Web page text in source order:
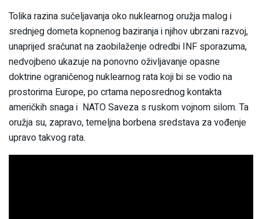
Tolika razina sučeljavanja oko nuklearnog oružja malog i
srednjeg dometa kopnenog baziranja i njihov ubrzani razvoj,
unaprijed sračunat na zaobilaženje odredbi INF sporazuma,
nedvojbeno ukazuje na ponovno oživljavanje opasne
doktrine ograničenog nuklearnog rata koji bi se vodio na
prostorima Europe, po crtama neposrednog kontakta
američkih snaga i NATO Saveza s ruskom vojnom silom. Ta
oružja su, zapravo, temeljna borbena sredstava za vođenje
upravo takvog rata.